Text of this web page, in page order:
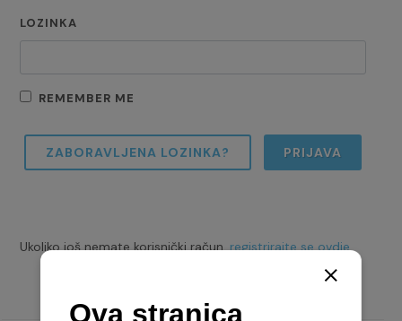
LOZINKA
REMEMBER ME
ZABORAVLJENA LOZINKA? PRIJAVA
Ukoliko još nemate korisnički račun,registrirajte se ovdje.